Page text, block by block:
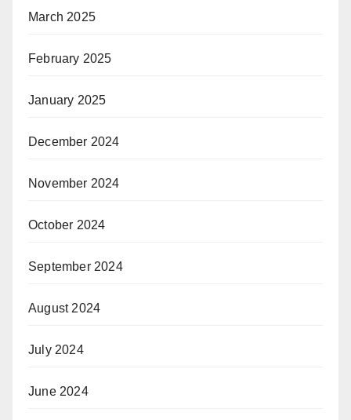
March 2025
February 2025
January 2025
December 2024
November 2024
October 2024
September 2024
August 2024
July 2024
June 2024